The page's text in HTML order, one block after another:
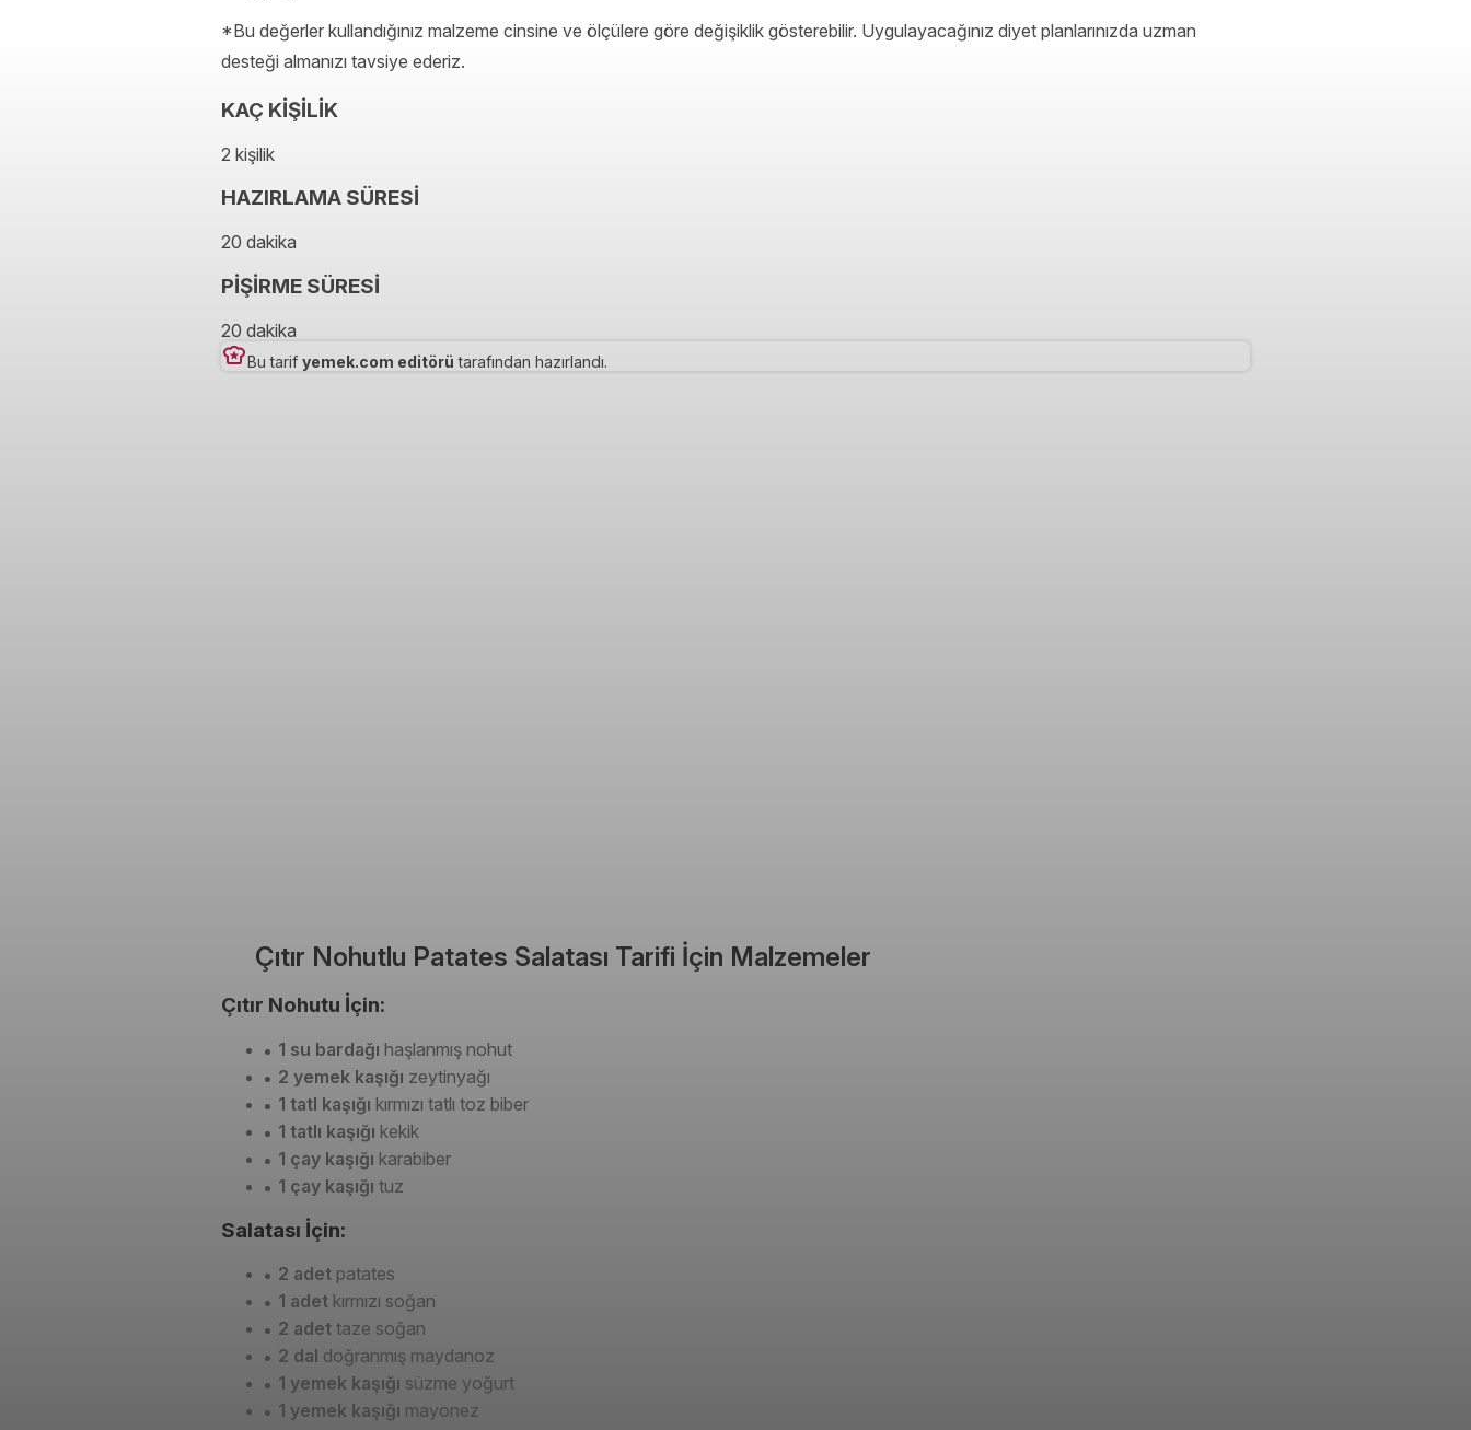
*Bu değerler kullandığınız malzeme cinsine ve ölçülere göre değişiklik gösterebilir. Uygulayacağınız diyet planlarınızda uzman
desteği almanızı tavsiye ederiz.
KAÇ KİŞİLİK
2 kişilik
HAZIRLAMA SÜRESİ
20 dakika
PİŞİRME SÜRESİ
20 dakika
Bu tarif yemek.com editörü tarafından hazırlandı.
Çıtır Nohutlu Patates Salatası Tarifi İçin Malzemeler
Çıtır Nohutu İçin:
1 su bardağı haşlanmış nohut
2 yemek kaşığı zeytinyağı
1 tatl kaşığı kırmızı tatlı toz biber
1 tatlı kaşığı kekik
1 çay kaşığı karabiber
1 çay kaşığı tuz
Salatası İçin:
2 adet patates
1 adet kırmızı soğan
2 adet taze soğan
2 dal doğranmış maydanoz
1 yemek kaşığı süzme yoğurt
1 yemek kaşığı mayonez